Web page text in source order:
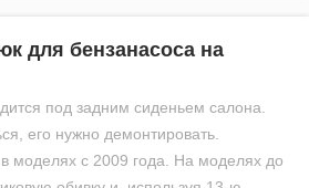
для бензанасоса на
под задним сиденьем салона.
его нужно демонтировать.
моделях с 2009 года. На моделях до